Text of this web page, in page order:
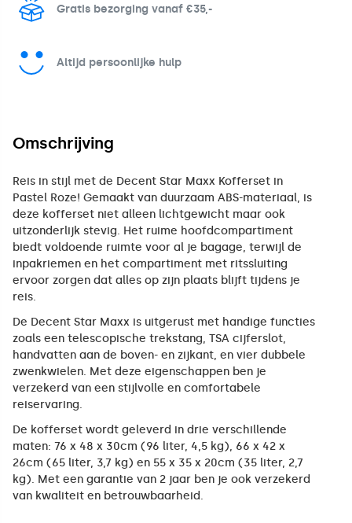
Gratis bezorging vanaf €35,-
Altijd persoonlijke hulp
Omschrijving
Reis in stijl met de Decent Star Maxx Kofferset in
Pastel Roze! Gemaakt van duurzaam ABS-materiaal, is
deze kofferset niet alleen lichtgewicht maar ook
uitzonderlijk stevig. Het ruime hoofdcompartiment
biedt voldoende ruimte voor al je bagage, terwijl de
inpakriemen en het compartiment met ritssluiting
ervoor zorgen dat alles op zijn plaats blijft tijdens je
reis.
De Decent Star Maxx is uitgerust met handige functies
zoals een telescopische trekstang, TSA cijferslot,
handvatten aan de boven- en zijkant, en vier dubbele
zwenkwielen. Met deze eigenschappen ben je
verzekerd van een stijlvolle en comfortabele
reiservaring.
De kofferset wordt geleverd in drie verschillende
maten: 76 x 48 x 30cm (96 liter, 4,5 kg), 66 x 42 x
26cm (65 liter, 3,7 kg) en 55 x 35 x 20cm (35 liter, 2,7
kg). Met een garantie van 2 jaar ben je ook verzekerd
van kwaliteit en betrouwbaarheid.